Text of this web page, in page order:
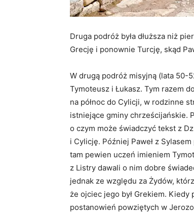
Druga podróż była dłuższa niż
Grecję i ponownie Turcję, skąd
W drugą podróż misyjną (lata 50-
Tymoteusz i Łukasz. Tym razem
na północ do Cylicji, w rodzinne
istniejące gminy chrześcijańskie.
o czym może świadczyć tekst z
i Cylicję. Później Paweł z
tam pewien uczeń imieniem
z Listry dawali o nim dobre
jednak ze względu za Żydów,
że ojciec jego był Grekiem.
postanowień powziętych w